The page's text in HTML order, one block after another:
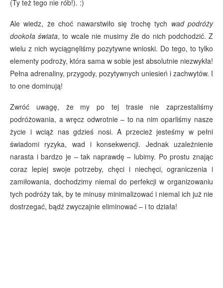
(Ty też tego nie rób!). :)
Ale wiedz, że choć nawarstwiło się trochę tych wad podróży
dookoła świata, to wcale nie musimy źle do nich podchodzić. Z
wielu z nich wyciągnęliśmy pozytywne wnioski. Do tego, to tylko
elementy podroży, która sama w sobie jest absolutnie niezwykła!
Pełna adrenaliny, przygody, pozytywnych uniesień i zachwytów. I
to one dominują!
Zwróć uwagę, że my po tej trasie nie zaprzestaliśmy
podróżowania, a wręcz odwrotnie – to na nim oparliśmy nasze
życie i wciąż nas gdzieś nosi. A przecież jesteśmy w pełni
świadomi ryzyka, wad i konsekwencji. Jednak uzależnienie
narasta i bardzo je – tak naprawdę – lubimy. Po prostu znając
coraz lepiej swoje potrzeby, chęci i niechęci, ograniczenia i
zamiłowania, dochodzimy niemal do perfekcji w organizowaniu
tych podróży tak, by te minusy minimalizować i niemal ich już nie
dostrzegać, bądź zwyczajnie eliminować – i to działa!